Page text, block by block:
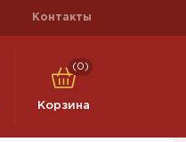
Контакты
(0)
Корзина